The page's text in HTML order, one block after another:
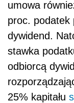
umowa
proc. podatek
dywidend.
stawka
odbiorcą
25% kapitału